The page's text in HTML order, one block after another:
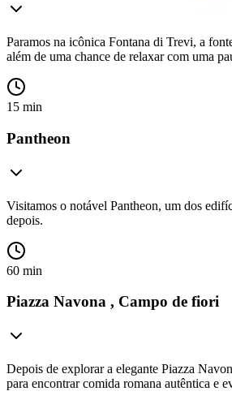
Paramos na icônica Fontana di Trevi, a
além de uma chance de relaxar com uma
15 min
Pantheon
Visitamos o notável Pantheon, um dos
depois.
60 min
Piazza Navona , Campo de fiori
Depois de explorar a elegante Piazza
para encontrar comida romana autêntica e